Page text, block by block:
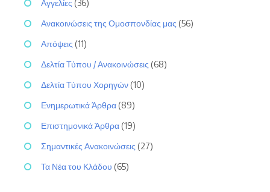
Αγγελίες (36)
Ανακοινώσεις της Ομοσπονδίας μας (56)
Απόψεις (11)
Δελτία Τύπου / Ανακοινώσεις (68)
Δελτία Τύπου Χορηγών (10)
Ενημερωτικά Άρθρα (89)
Επιστημονικά Άρθρα (19)
Σημαντικές Ανακοινώσεις (27)
Τα Νέα του Κλάδου (65)